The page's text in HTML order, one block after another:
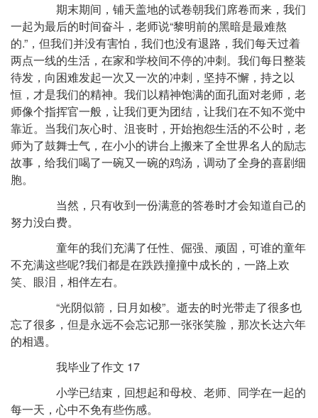
期末期间，铺天盖地的试卷朝我们席卷而来，我们
一起为最后的时间奋斗，老师说“黎明前的黑暗是最难熬
的.”，但我们并没有害怕，我们也没有退路，我们每天过着
两点一线的生活，在家和学校间不停的冲刺。我们每日整装
待发，向困难发起一次又一次的冲刺，坚持不懈，持之以
恒，才是我们的精神。我们以精神饱满的面孔面对老师，老
师像个指挥官一般，让我们更为团结，让我们在不知不觉中
靠近。当我们灰心时、沮丧时，开始抱怨生活的不公时，老
师为了鼓舞士气，在小小的讲台上搬来了全世界名人的励志
故事，给我们喝了一碗又一碗的鸡汤，调动了全身的喜剧细
胞。
当然，只有收到一份满意的答卷时才会知道自己的
努力没白费。
童年的我们充满了任性、倔强、顽固，可谁的童年
不充满这些呢?我们都是在跌跌撞撞中成长的，一路上欢
笑、眼泪，相伴左右。
“光阴似箭，日月如梭”。逝去的时光带走了很多也
忘了很多，但是永远不会忘记那一张张笑脸，那次长达六年
的相遇。
我毕业了作文 17
小学已结束，回想起和母校、老师、同学在一起的
每一天，心中不免有些伤感。